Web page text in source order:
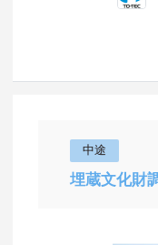
中途
埋蔵文化財